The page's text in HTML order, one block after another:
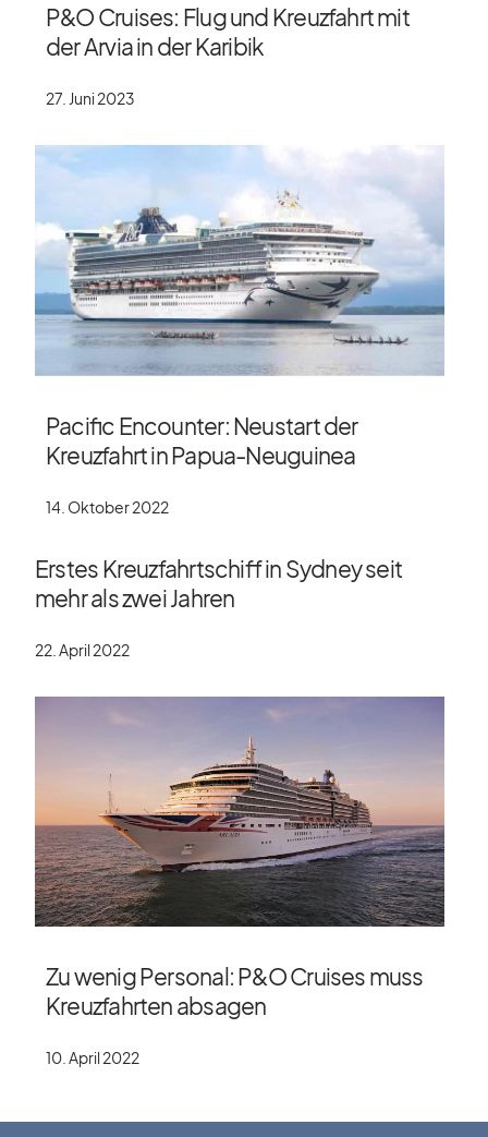
P&O Cruises: Flug und Kreuzfahrt mit
der Arvia in der Karibik
27. Juni 2023
Pacific Encounter: Neustart der
Kreuzfahrt in Papua-Neuguinea
14. Oktober 2022
Erstes Kreuzfahrtschiff in Sydney seit
mehr als zwei Jahren
22. April 2022
Zu wenig Personal: P&O Cruises muss
Kreuzfahrten absagen
10. April 2022